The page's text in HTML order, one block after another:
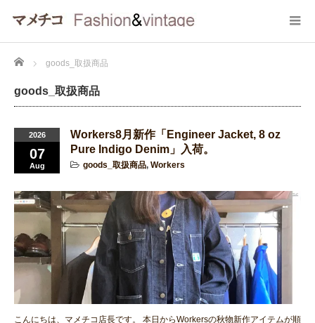
Home goods_取扱商品
goods_取扱商品
2026
07
Aug
Workers8月新作「Engineer Jacket, 8 oz
Pure Indigo Denim」入荷。
goods_取扱商品, Workers
こんにちは、マメチコ店長です。 本日からWorkersの秋物新作アイテムが順